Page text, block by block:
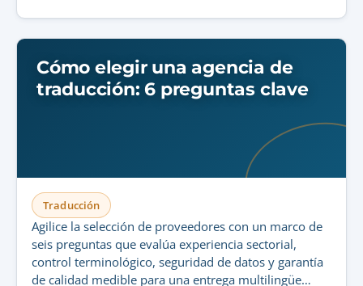
Cómo elegir una agencia de
traducción: 6 preguntas clave
Traducción
Agilice la selección de proveedores con un marco de
seis preguntas que evalúa experiencia sectorial,
control terminológico, seguridad de datos y garantía
de calidad medible para una entrega multilingüe